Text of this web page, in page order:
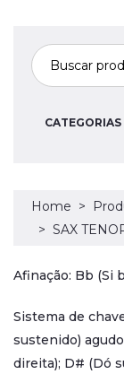
CATEGORIAS
Home
SAX
Afinação: Bb (Si
Sistema de
sustenido)
direita); D# (Dó